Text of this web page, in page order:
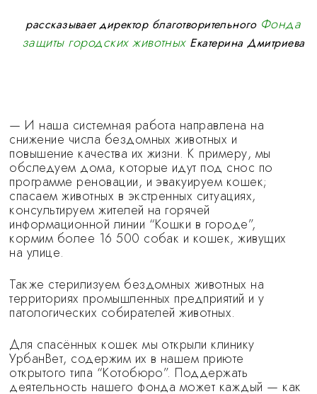
рассказывает директор благотворительного Фонда
защиты городских животныхЕкатерина Дмитриева
— И наша системная работа направлена на
снижение числа бездомных животных и
повышение качества их жизни. К примеру, мы
обследуем дома, которые идут под снос по
программе реновации, и эвакуируем кошек;
спасаем животных в экстренных ситуациях,
консультируем жителей на горячей
информационной линии “Кошки в городе”,
кормим более 16 500 собак и кошек, живущих
на улице.
Также стерилизуем бездомных животных на
территориях промышленных предприятий и у
патологических собирателей животных.
Для спасённых кошек мы открыли клинику
УрбанВет, содержим их в нашем приюте
открытого типа “Котобюро”. Поддержать
деятельность нашего фонда может каждый — как